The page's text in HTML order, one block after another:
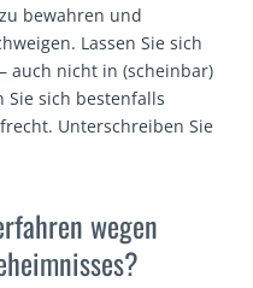
bewahren und
Lassen Sie sich
auch nicht in (scheinbar)
Sie sich bestenfalls
Unterschreiben Sie
wegen